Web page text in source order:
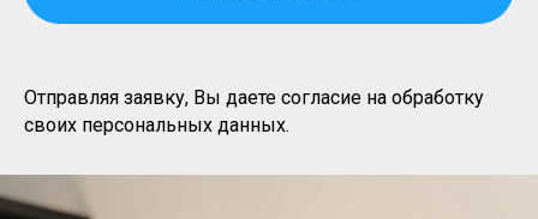
Отправляя заявку, Вы даете согласие на обработку
своих персональных данных.